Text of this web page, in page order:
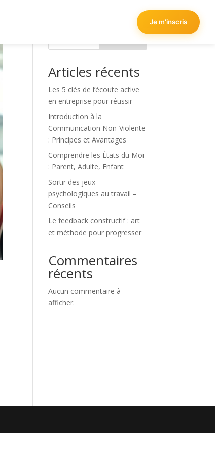
Je m'inscris
Articles récents
Les 5 clés de l’écoute active
en entreprise pour réussir
Introduction à la
Communication Non-Violente
: Principes et Avantages
Comprendre les États du Moi
: Parent, Adulte, Enfant
Sortir des jeux
psychologiques au travail –
Conseils
Le feedback constructif : art
et méthode pour progresser
Commentaires
récents
Aucun commentaire à
afficher.